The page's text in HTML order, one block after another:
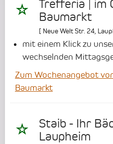
Trefferia | im
Baumarkt
[ Neue Welt Str. 24
mit einem Klick zu
wechselnden
Zum Wochenangebot
Baumarkt
Staib - Ihr
Laupheim